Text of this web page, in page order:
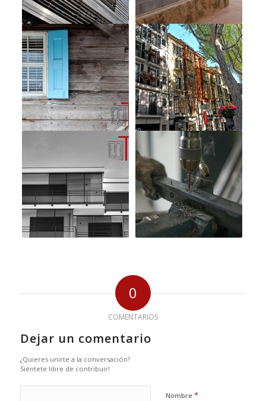
0
COMENTARIOS
Dejar un comentario
¿Quieres unirte a la conversación?
Siéntete libre de contribuir!
Nombre *